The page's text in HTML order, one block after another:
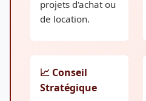
projets d'achat ou
de location.
📈 Conseil
Stratégique